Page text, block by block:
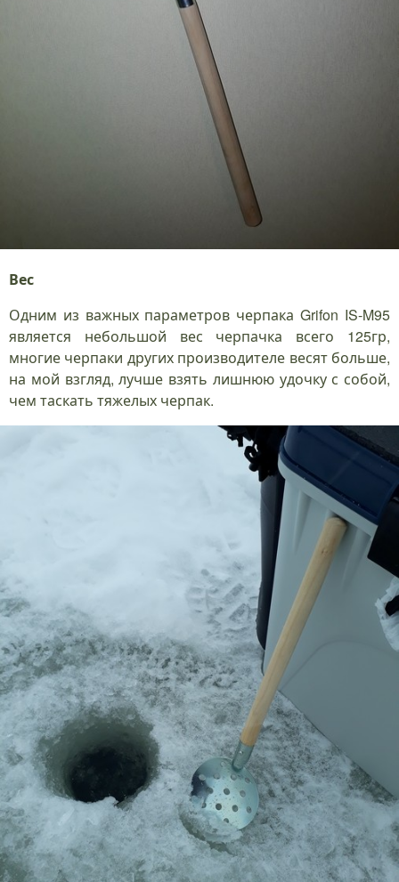
Вес
Одним из важных параметров черпака Grifon IS-M95
является небольшой вес черпачка всего 125гр,
многие черпаки других производителе весят больше,
на мой взгляд, лучше взять лишнюю удочку с собой,
чем таскать тяжелых черпак.